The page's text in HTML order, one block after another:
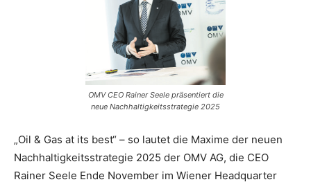
OMV CEO Rainer Seele präsentiert die
neue Nachhaltigkeitsstrategie 2025
„Oil & Gas at its best“ – so lautet die Maxime der neuen
Nachhaltigkeitsstrategie 2025 der OMV AG, die CEO
Rainer Seele Ende November im Wiener Headquarter